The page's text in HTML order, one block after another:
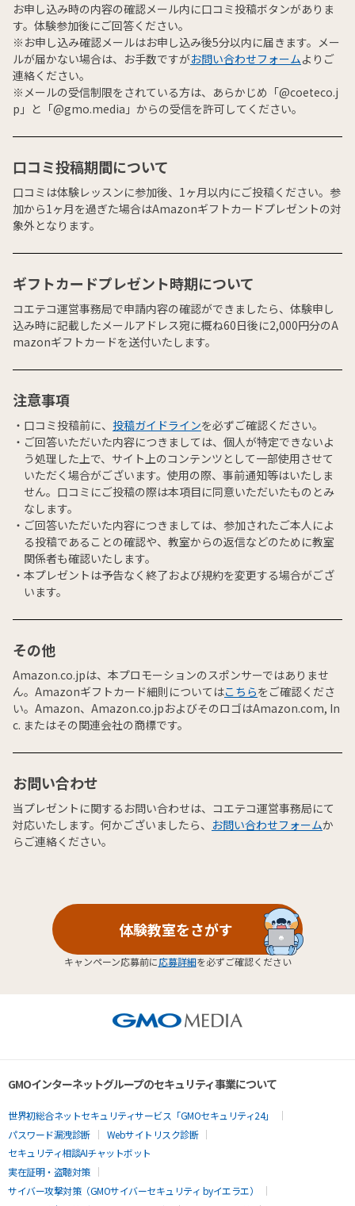
お申し込み時の内容の確認メール内に口コミ投稿ボタンがありま
す。体験参加後にご回答ください。
※お申し込み確認メールはお申し込み後5分以内に届きます。メー
ルが届かない場合は、お手数ですがお問い合わせフォームよりご
連絡ください。
※メールの受信制限をされている方は、あらかじめ「@coeteco.j
p」と「@gmo.media」からの受信を許可してください。
口コミ投稿期間について
口コミは体験レッスンに参加後、1ヶ月以内にご投稿ください。参
加から1ヶ月を過ぎた場合はAmazonギフトカードプレゼントの対
象外となります。
ギフトカードプレゼント時期について
コエテコ運営事務局で申請内容の確認ができましたら、体験申し
込み時に記載したメールアドレス宛に概ね60日後に2,000円分のA
mazonギフトカードを送付いたします。
注意事項
口コミ投稿前に、 投稿ガイドラインを必ずご確認ください。
ご回答いただいた内容につきましては、個人が特定できないよ
う処理した上で、サイト上のコンテンツとして一部使用させて
いただく場合がございます。使用の際、事前通知等はいたしま
せん。口コミにご投稿の際は本項目に同意いただいたものとみ
なします。
ご回答いただいた内容につきましては、参加されたご本人によ
る投稿であることの確認や、教室からの返信などのために教室
関係者も確認いたします。
本プレゼントは予告なく終了および規約を変更する場合がござ
います。
その他
Amazon.co.jpは、本プロモーションのスポンサーではありませ
ん。Amazonギフトカード細則についてはこちらをご確認くださ
い。Amazon、Amazon.co.jpおよびそのロゴはAmazon.com, In
c. またはその関連会社の商標です。
お問い合わせ
当プレゼントに関するお問い合わせは、コエテコ運営事務局にて
対応いたします。何かございましたら、 お問い合わせフォームか
らご連絡ください。
体験教室をさがす
キャンペーン応募前に応募詳細を必ずご確認ください
GMOインターネットグループのセキュリティ事業について
世界初総合ネットセキュリティサービス「GMOセキュリティ24」
パスワード漏洩診断
Webサイトリスク診断
セキュリティ相談AIチャットボット
実在証明・盗聴対策
サイバー攻撃対策（GMOサイバーセキュリティ byイエラエ）